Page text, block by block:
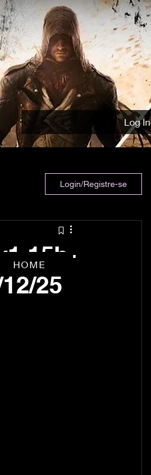
Log In
Login/Registre-se
25
HOME